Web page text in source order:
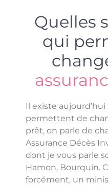
Quelles
qui
Il existe
permettent de
prêt, on parle de
Assurance Décès
dont je vous parle
Hamon, Bourquin.
forcément, un